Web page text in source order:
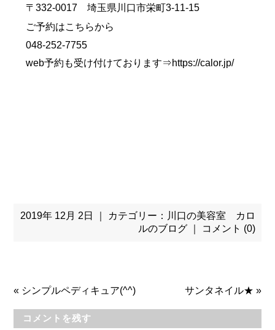
〒332-0017 埼玉県川口市栄町3-11-15
ご予約はこちらから
048-252-7755
web予約も受け付けております⇒https://calor.jp/
2019年 12月 2日 ｜ カテゴリー： 川口の美容室 カロ
ルのブログ｜ コメント (0)
« シンプルペディキュア(^^) サンタネイル★ »
コメントを残す